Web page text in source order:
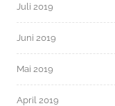
Juli 2019
Juni 2019
Mai 2019
April 2019